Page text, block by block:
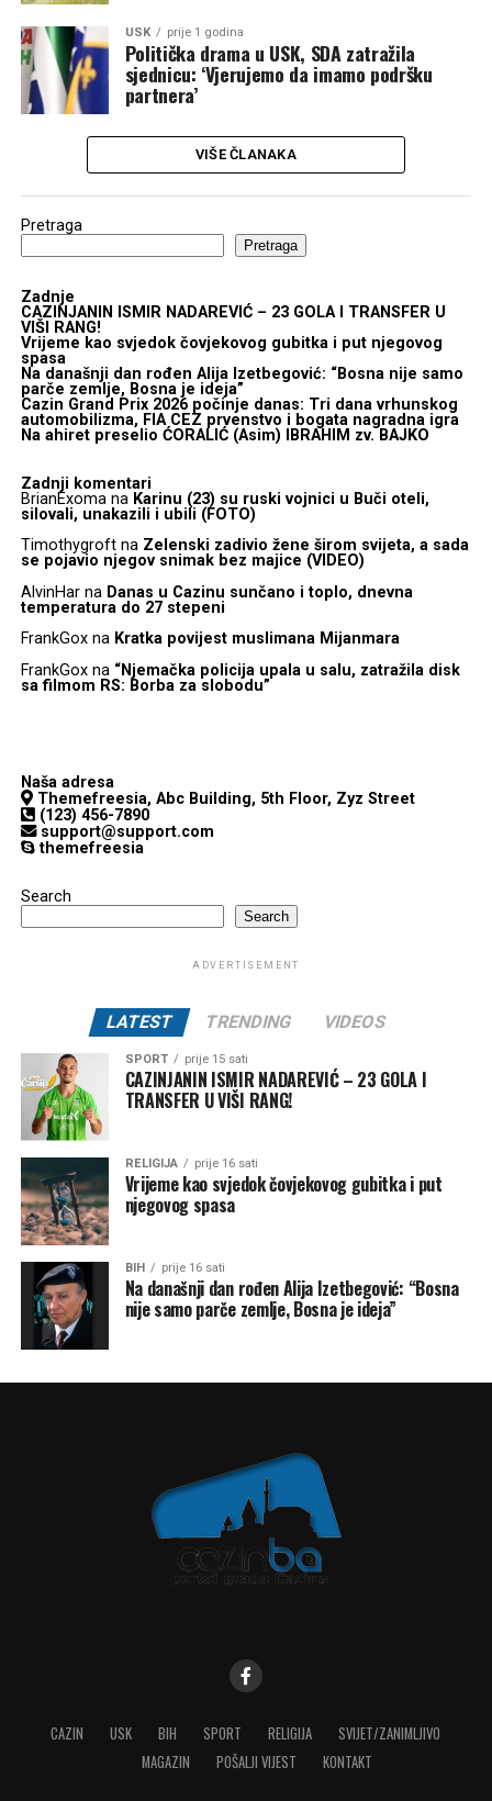
USK prije 1 godina
Politička drama u USK, SDA zatražila
sjednicu: ‘Vjerujemo da imamo podršku
partnera’
VIŠE ČLANAKA
Pretraga
Pretraga
Zadnje
CAZINJANIN ISMIR NADAREVIĆ – 23 GOLA I TRANSFER U
VIŠI RANG!
Vrijeme kao svjedok čovjekovog gubitka i put njegovog
spasa
Na današnji dan rođen Alija Izetbegović: “Bosna nije samo
parče zemlje, Bosna je ideja”
Cazin Grand Prix 2026 počinje danas: Tri dana vrhunskog
automobilizma, FIA CEZ prvenstvo i bogata nagradna igra
Na ahiret preselio ĆORALIĆ (Asim) IBRAHIM zv. BAJKO
Zadnji komentari
BrianExomana Karinu (23) su ruski vojnici u Buči oteli,
silovali, unakazili i ubili (FOTO)
Timothygroftna Zelenski zadivio žene širom svijeta, a sada
se pojavio njegov snimak bez majice (VIDEO)
AlvinHarna Danas u Cazinu sunčano i toplo, dnevna
temperatura do 27 stepeni
FrankGoxna Kratka povijest muslimana Mijanmara
FrankGoxna “Njemačka policija upala u salu, zatražila disk
sa filmom RS: Borba za slobodu”
Naša adresa
Themefreesia, Abc Building, 5th Floor, Zyz Street
(123) 456-7890
support@support.com
themefreesia
Search
Search
ADVERTISEMENT
LATEST TRENDING VIDEOS
SPORT prije 15 sati
CAZINJANIN ISMIR NADAREVIĆ – 23 GOLA I
TRANSFER U VIŠI RANG!
RELIGIJA prije 16 sati
Vrijeme kao svjedok čovjekovog gubitka i put
njegovog spasa
BIH prije 16 sati
Na današnji dan rođen Alija Izetbegović: “Bosna
nije samo parče zemlje, Bosna je ideja”
CAZIN USK BIH SPORT RELIGIJA
SVIJET/ZANIMLJIVO
MAGAZIN
POŠALJI VIJEST KONTAKT